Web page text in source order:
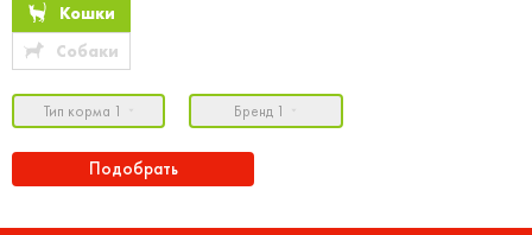
Кошки
Собаки
Тип корма 1 Бренд 1
Подобрать